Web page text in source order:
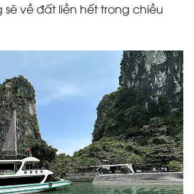
về đất liền hết trong chiều